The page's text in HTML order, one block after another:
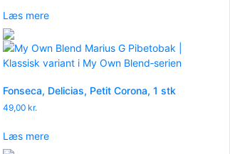
Læs mere
Fonseca, Delicias, Petit Corona, 1 stk
49,00 kr.
Læs mere